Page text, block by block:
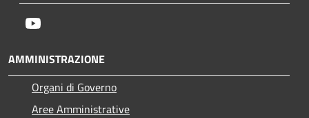
AMMINISTRAZIONE
Organi di Governo
Aree Amministrative